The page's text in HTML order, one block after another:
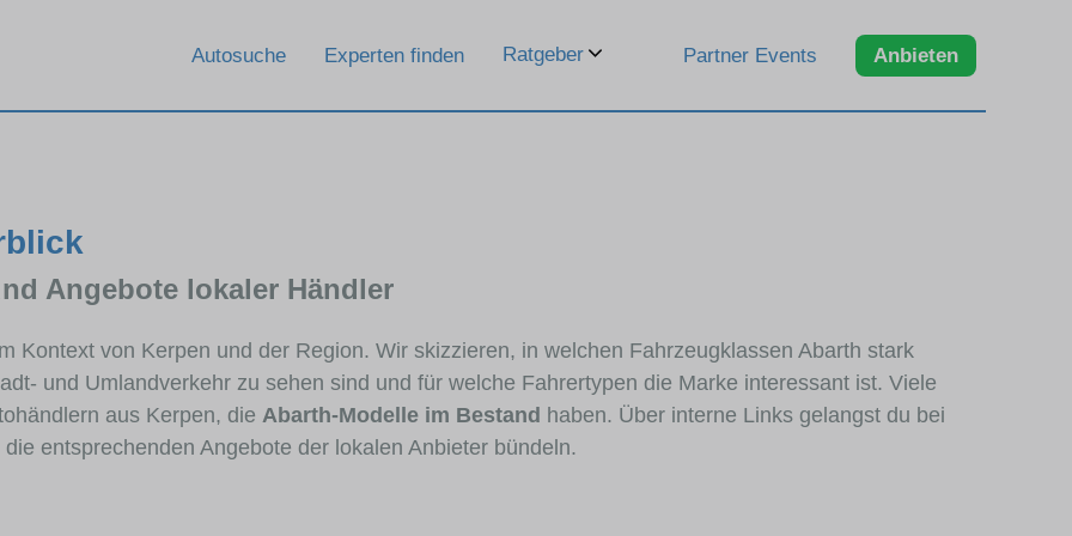
Autosuche Experten finden Ratgeber Partner Events Anbieten
Angebote lokaler Händler
Kontext von Kerpen und der Region. Wir skizzieren, in welchen Fahrzeugklassen Abarth stark
und Umlandverkehr zu sehen sind und für welche Fahrertypen die Marke interessant ist. Viele
aus Kerpen, die Abarth-Modelle im Bestand haben. Über interne Links gelangst du bei
die entsprechenden Angebote der lokalen Anbieter bündeln.